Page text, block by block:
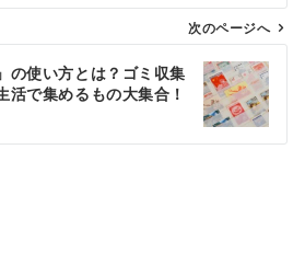
次のページへ
の使い方とは？ゴミ収集
活で集めるもの大集合！